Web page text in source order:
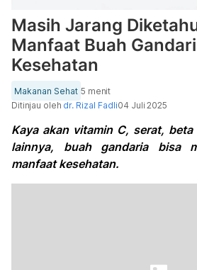
Masih Jarang
Manfaat Buah
Kesehatan
Makanan Sehat 5 menit
Ditinjau oleh dr. Rizal Fadli04 Juli 2025
Kaya akan vitamin C, serat,
lainnya, buah gandaria bisa
manfaat kesehatan.